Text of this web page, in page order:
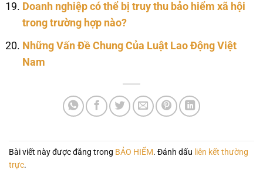
Doanh nghiệp có thể bị truy thu bảo hiểm xã hội
trong trường hợp nào?
Những Vấn Đề Chung Của Luật Lao Động Việt
Nam
Bài viết này được đăng trong BẢO HIỂM. Đánh dấu liên kết thường
trực.